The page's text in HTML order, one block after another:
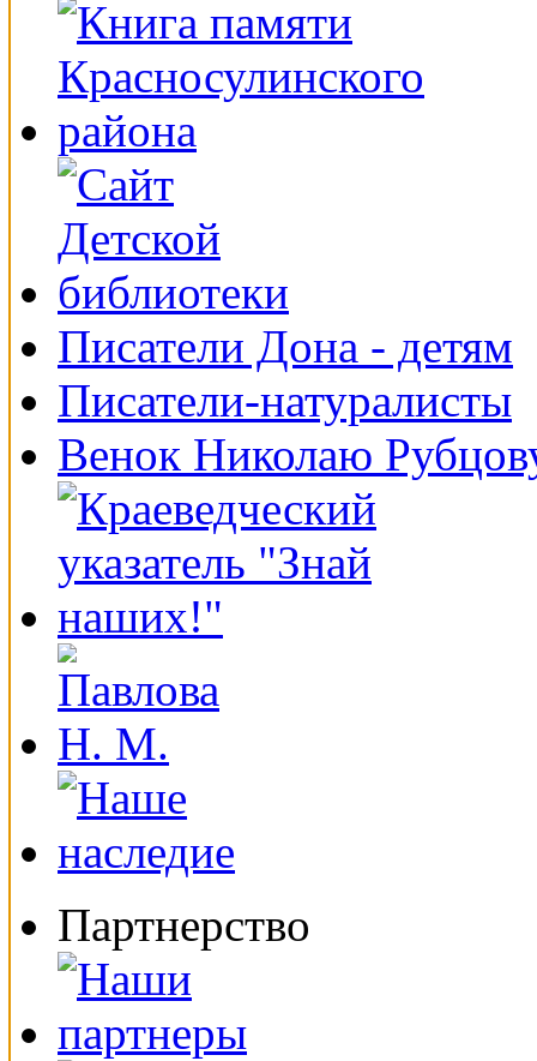
Писатели Дона - детям
Писатели-натуралисты
Венок Николаю
Партнерство